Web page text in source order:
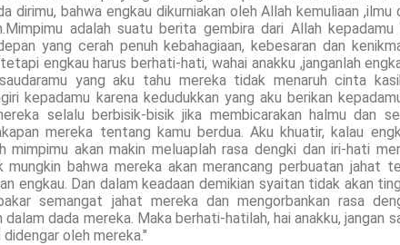
dirimu, bahwa engkau dikurniakan oleh Allah kemuliaan ,ilmu
adalah suatu berita gembira dari Allah kepadamu
yang cerah penuh kebahagiaan, kebesaran dan
engkau harus berhati-hati, wahai anakku ,janganlah
yang aku tahu mereka tidak menaruh cinta
kepadamu karena kedudukkan yang aku berikan
selalu berbisik-bisik jika membicarakan halmu dan
mereka tentang kamu berdua. Aku khuatir, kalau
mimpimu akan makin meluaplah rasa dengki dan iri-hati
mungkin bahwa mereka akan merancang perbuatan jahat
engkau. Dan dalam keadaan demikian syaitan tidak akan
semangat jahat mereka dan mengorbankan rasa
dalam dada mereka. Maka berhati-hatilah, hai anakku, jangan
oleh mereka."